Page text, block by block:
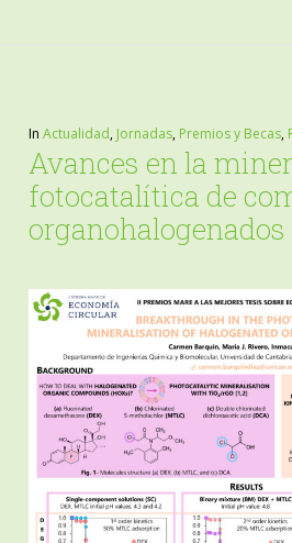
In Actualidad, Jornadas, Premios y Becas,
Avances en la
fotocatalítica de
organohalogenados